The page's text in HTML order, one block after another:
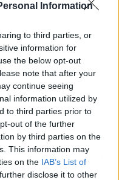
Information
to third parties, or
information for
the below opt-out
note that after your
continue seeing
information utilized by
to third parties prior to
out of the further
by third parties on the
This information may
on the IAB’s List of
disclose it to other
de octubreen el
sistema Puntoticket.
con fechas
el Sant Jordi Club de
Palacio Vistalegre de
una exitosa e
21 de Lima, Perú.
en marzo, donde debutó en
los festivales
Tecate Pa’l